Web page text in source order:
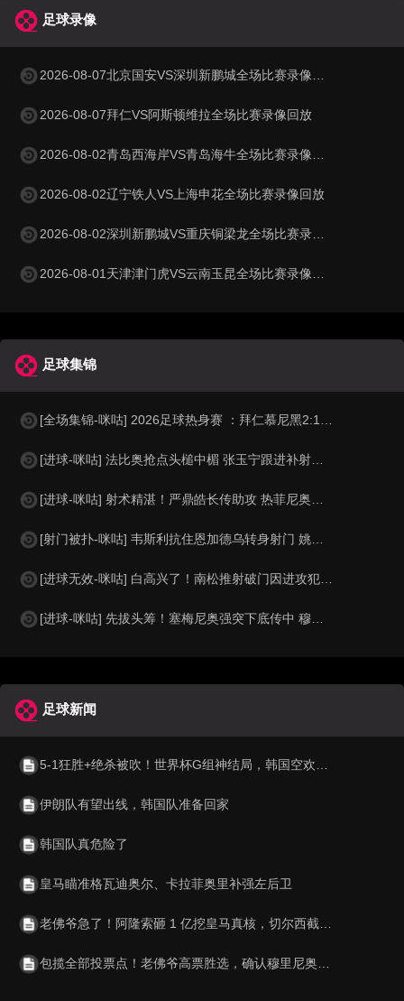
足球录像
2026-08-07北京国安VS深圳新鹏城全场比赛录像回放
2026-08-07拜仁VS阿斯顿维拉全场比赛录像回放
2026-08-02青岛西海岸VS青岛海牛全场比赛录像回放
2026-08-02辽宁铁人VS上海申花全场比赛录像回放
2026-08-02深圳新鹏城VS重庆铜梁龙全场比赛录像回放
2026-08-01天津津门虎VS云南玉昆全场比赛录像回放
足球集锦
[全场集锦-咪咕] 2026足球热身赛 ：拜仁慕尼黑2:1阿斯顿维拉
[进球-咪咕] 法比奥抢点头槌中楣 张玉宁跟进补射打破僵局
[进球-咪咕] 射术精湛！严鼎皓长传助攻 热菲尼奥低射死角破门
[射门被扑-咪咕] 韦斯利抗住恩加德乌转身射门 姚浩洋及时化险
[进球无效-咪咕] 白高兴了！南松推射破门因进攻犯规在先被吹
[进球-咪咕] 先拔头筹！塞梅尼奥强突下底传中 穆巴马推空门得手
足球新闻
5-1狂胜+绝杀被吹！世界杯G组神结局，韩国空欢喜 比利时逆袭成第1
伊朗队有望出线，韩国队准备回家
韩国队真危险了
皇马瞄准格瓦迪奥尔、卡拉菲奥里补强左后卫
老佛爷急了！阿隆索砸 1 亿挖皇马真核，切尔西截胡利物浦阿森纳
包揽全部投票点！老佛爷高票胜选，确认穆里尼奥重返伯纳乌执教